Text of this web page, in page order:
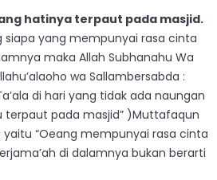
hatinya terpaut pada masjid.
siapa yang mempunyai rasa cinta
maka Allah Subhanahu Wa
wa Sallambersabda :
di hari yang tidak ada naungan
terpaut pada masjid” )Muttafaqun
“Oeang mempunyai rasa cinta
di dalamnya bukan berarti